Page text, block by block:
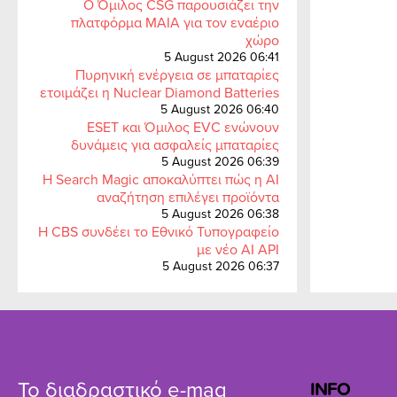
Ο Όμιλος CSG παρουσιάζει την
πλατφόρμα MAIA για τον εναέριο
χώρο
5 August 2026 06:41
Πυρηνική ενέργεια σε μπαταρίες
ετοιμάζει η Nuclear Diamond Batteries
5 August 2026 06:40
ESET και Όμιλος EVC ενώνουν
δυνάμεις για ασφαλείς μπαταρίες
5 August 2026 06:39
Η Search Magic αποκαλύπτει πώς η AI
αναζήτηση επιλέγει προϊόντα
5 August 2026 06:38
Η CBS συνδέει το Εθνικό Τυπογραφείο
με νέο AI API
5 August 2026 06:37
Το διαδραστικό e-mag INFO